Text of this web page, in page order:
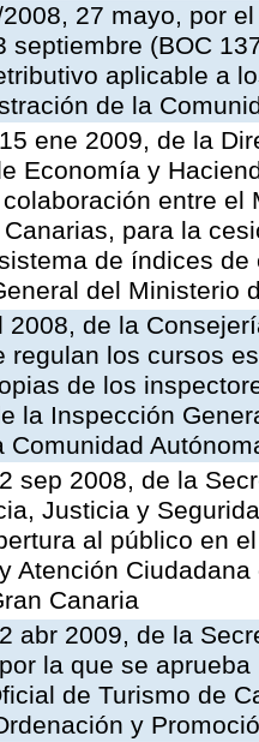
27 mayo, por
septiembre (BOC
aplicable a
de la
ene 2009, de la
Economía y
entre
para la
de índices
del Ministerio
2008, de la
regulan los cursos
de los
la Inspección
Comunidad
sep 2008, de la
Justicia y
al público en
Atención
Canaria
abr 2009, de la
la que se
de Turismo de
y